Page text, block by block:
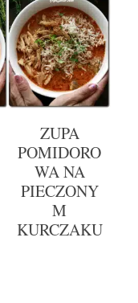
ZUPA
POMIDORO
WA NA
PIECZONY
M
KURCZAKU